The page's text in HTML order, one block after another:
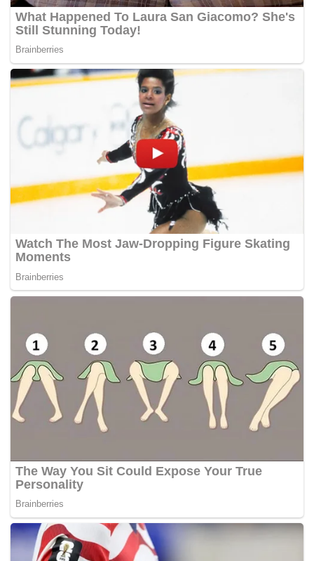
disesuaikan mengikut keadaan,” katanya.
Tags: FAMA Jualan Beras